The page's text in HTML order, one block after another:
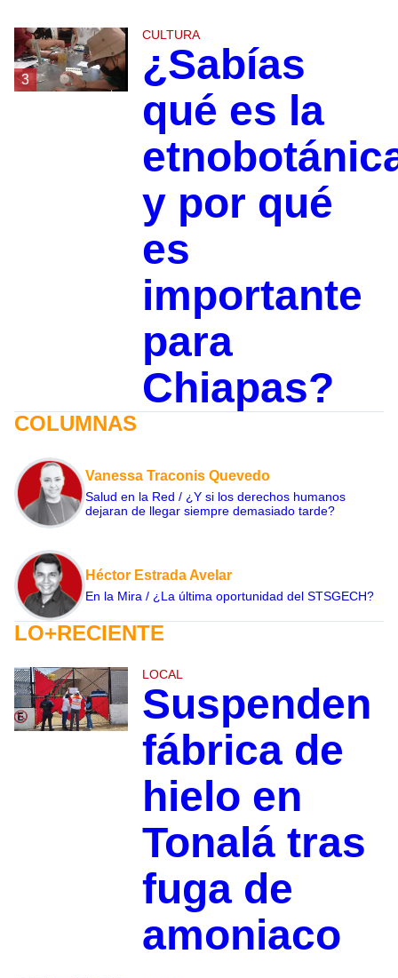
3
CULTURA
¿Sabías
qué es la
y por qué
es
importante
para
Chiapas?
COLUMNAS
Vanessa Traconis Quevedo
Salud en la Red / ¿Y si los derechos humanos
dejaran de llegar siempre demasiado tarde?
Héctor Estrada Avelar
En la Mira / ¿La última oportunidad del STSGECH?
LO+RECIENTE
LOCAL
Suspenden
fábrica de
hielo en
Tonalá tras
fuga de
amoniaco